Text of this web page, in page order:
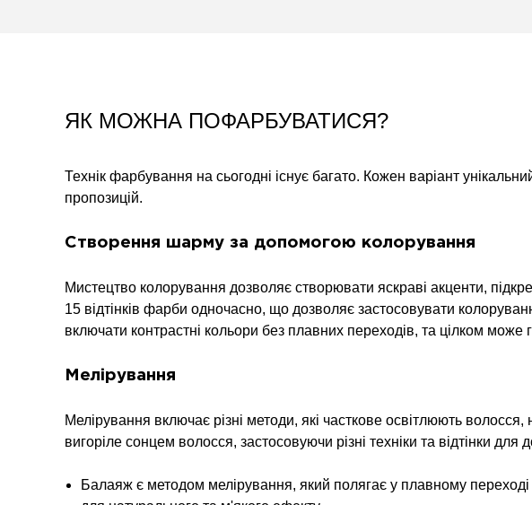
ЯК МОЖНА ПОФАРБУВАТИСЯ?
Технік фарбування на сьогодні існує багато. Кожен варіант
пропозицій.
Створення шарму за допомогою колорування
Мистецтво колорування дозволяє створювати яскраві акценти,
15 відтінків фарби одночасно, що дозволяє застосовувати
включати контрастні кольори без плавних переходів, та цілком може
Мелірування
Мелірування включає різні методи, які часткове освітлюють
вигоріле сонцем волосся, застосовуючи різні техніки та відтінки
Балаяж є методом мелірування, який полягає у плавному